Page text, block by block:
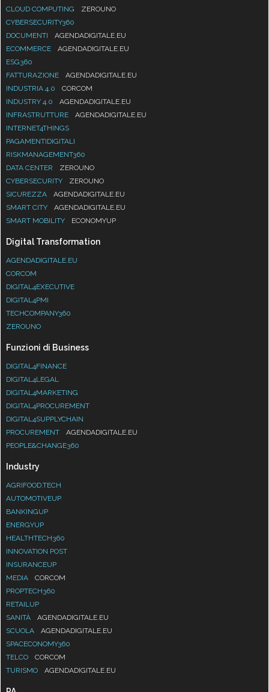
CLOUD COMPUTING
ZEROUNO
CYBERSECURITY360
DOCUMENTI
AGENDADIGITALE.EU
ECOMMERCE
AGENDADIGITALE.EU
ESG360
FATTURAZIONE
AGENDADIGITALE.EU
INDUSTRIA 4.0
CORCOM
INDUSTRY 4.0
AGENDADIGITALE.EU
INFRASTRUTTURE
AGENDADIGITALE.EU
INTERNET4THINGS
PAGAMENTIDIGITALI
RISKMANAGEMENT360
DATA CENTER
ZEROUNO
CYBERSECURITY
ZEROUNO
SICUREZZA
AGENDADIGITALE.EU
SMART CITY
AGENDADIGITALE.EU
SMART MOBILITY
ECONOMYUP
Digital Transformation
AGENDADIGITALE.EU
CORCOM
DIGITAL4EXECUTIVE
DIGITAL4PMI
TECHCOMPANY360
ZEROUNO
Funzioni di Business
DIGITAL4FINANCE
DIGITAL4LEGAL
DIGITAL4MARKETING
DIGITAL4PROCUREMENT
DIGITAL4SUPPLYCHAIN
PROCUREMENT
AGENDADIGITALE.EU
PEOPLE&CHANGE360
Industry
AGRIFOOD.TECH
AUTOMOTIVEUP
BANKINGUP
ENERGYUP
HEALTHTECH360
INNOVATION POST
INSURANCEUP
MEDIA
CORCOM
PROPTECH360
RETAILUP
SANITÀ
AGENDADIGITALE.EU
SCUOLA
AGENDADIGITALE.EU
SPACECONOMY360
TELCO
CORCOM
TURISMO
AGENDADIGITALE.EU